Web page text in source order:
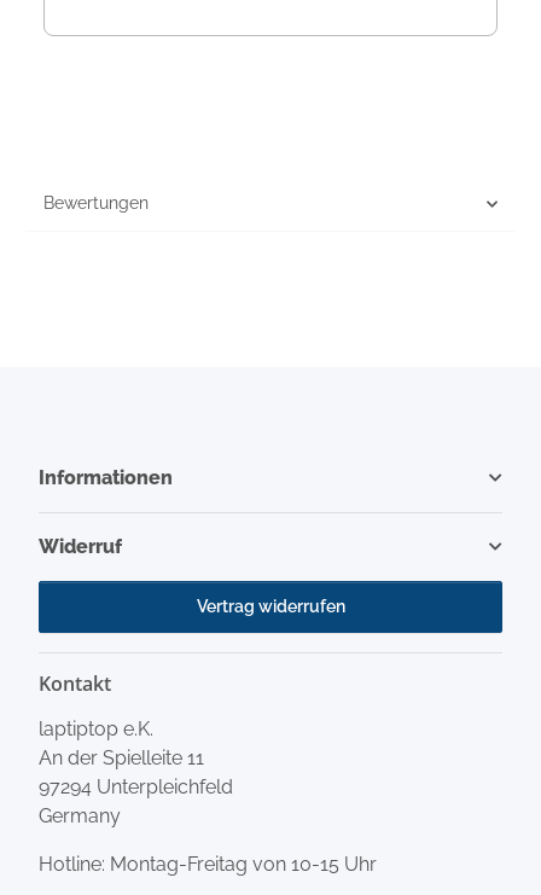
Bewertungen
Informationen
Widerruf
Vertrag widerrufen
Kontakt
laptiptop e.K.
An der Spielleite 11
97294 Unterpleichfeld
Germany
Hotline: Montag-Freitag von 10-15 Uhr